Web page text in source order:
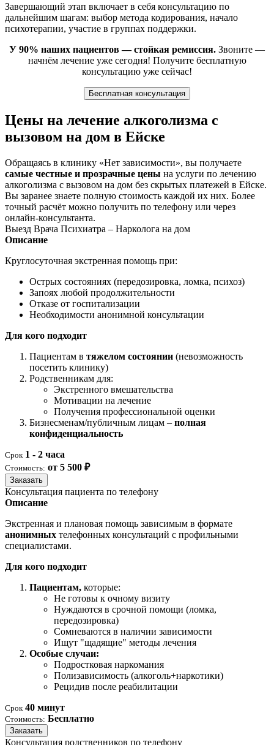
Завершающий этап включает в себя консультацию по
дальнейшим шагам: выбор метода кодирования, начало
психотерапии, участие в группах поддержки.
У 90% наших пациентов — стойкая ремиссия. Звоните —
начнём лечение уже сегодня! Получите бесплатную
консультацию уже сейчас!
Бесплатная консультация
Цены на лечение алкоголизма с
вызовом на дом в Ейске
Обращаясь в клинику «Нет зависимости», вы получаете
самые честные и прозрачные цены на услуги по лечению
алкоголизма с вызовом на дом без скрытых платежей в Ейске.
Вы заранее знаете полную стоимость каждой их них. Более
точный расчёт можно получить по телефону или через
онлайн-консультанта.
Выезд Врача Психиатра – Нарколога на дом
Описание
Круглосуточная экстренная помощь при:
Острых состояниях (передозировка, ломка, психоз)
Запоях любой продолжительности
Отказе от госпитализации
Необходимости анонимной консультации
Для кого подходит
Пациентам в тяжелом состоянии (невозможность
посетить клинику)
Родственникам для:
Экстренного вмешательства
Мотивации на лечение
Получения профессиональной оценки
Бизнесменам/публичным лицам – полная
конфиденциальность
Срок 1 - 2 часа
Стоимость: от 5 500 ₽
Заказать
Консультация пациента по телефону
Описание
Экстренная и плановая помощь зависимым в формате
анонимных телефонных консультаций с профильными
специалистами.
Для кого подходит
Пациентам, которые:
Не готовы к очному визиту
Нуждаются в срочной помощи (ломка,
передозировка)
Сомневаются в наличии зависимости
Ищут "щадящие" методы лечения
Особые случаи:
Подростковая наркомания
Полизависимость (алкоголь+наркотики)
Рецидив после реабилитации
Срок 40 минут
Стоимость: Бесплатно
Заказать
Консультация родственников по телефону